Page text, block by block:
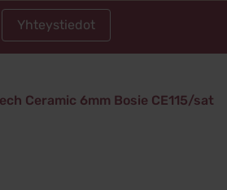
Yhteystiedot
Ceramic 6mm Bosie CE115/sat